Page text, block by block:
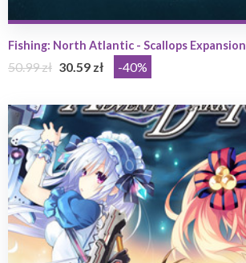
Fishing: North Atlantic - Scallops Expansion
50.99 zł 30.59 zł -40%